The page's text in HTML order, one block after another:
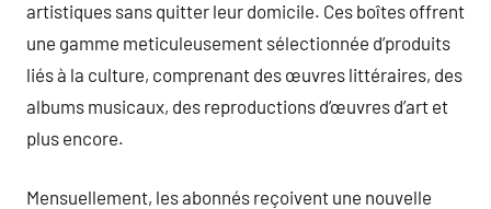
artistiques sans quitter leur domicile. Ces boîtes offrent
une gamme meticuleusement sélectionnée d’produits
liés à la culture, comprenant des œuvres littéraires, des
albums musicaux, des reproductions d’œuvres d’art et
plus encore.
Mensuellement, les abonnés reçoivent une nouvelle